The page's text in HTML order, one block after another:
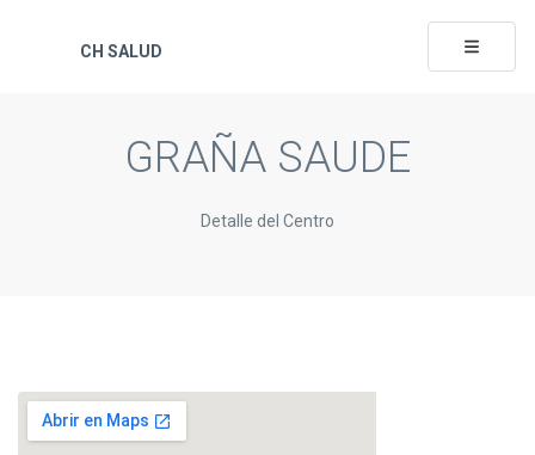
Toggle
CH SALUD
GRAÑA SAUDE
Detalle del Centro